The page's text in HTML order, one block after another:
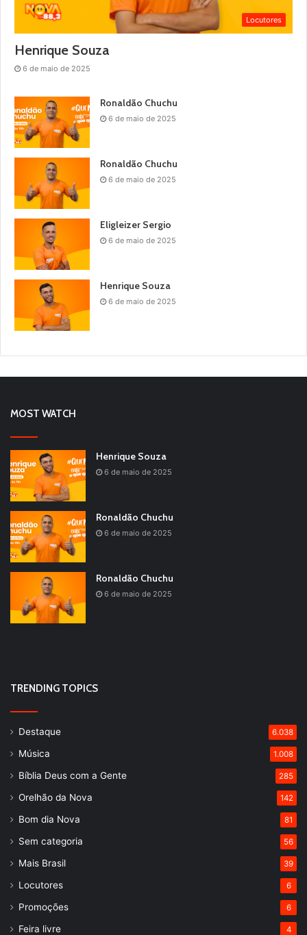
Locutores
Henrique Souza
6 de maio de 2025
Ronaldão Chuchu
6 de maio de 2025
Ronaldão Chuchu
6 de maio de 2025
Eligleizer Sergio
6 de maio de 2025
Henrique Souza
6 de maio de 2025
MOST WATCH
Henrique Souza
6 de maio de 2025
Ronaldão Chuchu
6 de maio de 2025
Ronaldão Chuchu
6 de maio de 2025
TRENDING TOPICS
Destaque 6.038
Música 1.008
Bíblia Deus com a Gente 285
Orelhão da Nova 142
Bom dia Nova 81
Sem categoria 56
Mais Brasil 39
Locutores 6
Promoções 6
Feira livre 4